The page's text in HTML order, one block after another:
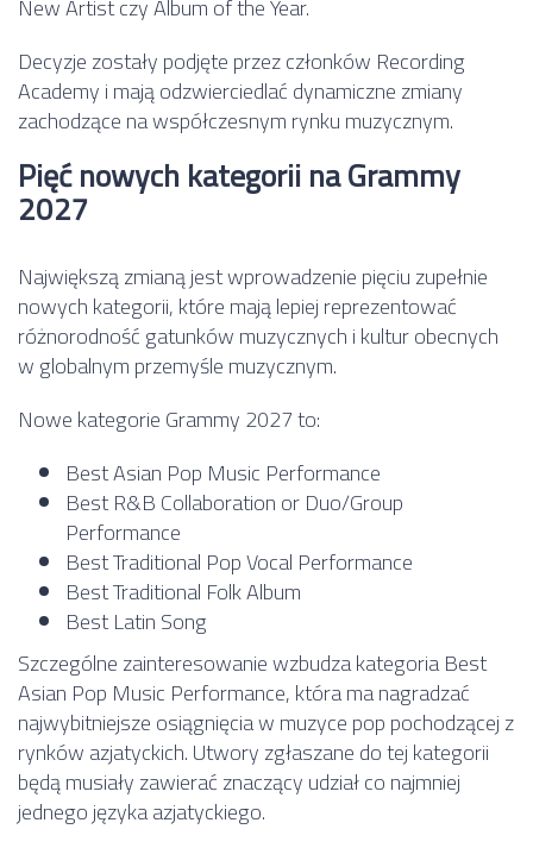
Decyzje zostały podjęte przez członków Recording
Academy i mają odzwierciedlać dynamiczne zmiany
zachodzące na współczesnym rynku muzycznym.
Pięć nowych kategorii na Grammy
2027
Największą zmianą jest wprowadzenie pięciu zupełnie
nowych kategorii, które mają lepiej reprezentować
różnorodność gatunków muzycznych i kultur obecnych
w globalnym przemyśle muzycznym.
Nowe kategorie Grammy 2027 to:
Best Asian Pop Music Performance
Best R&B Collaboration or Duo/Group
Performance
Best Traditional Pop Vocal Performance
Best Traditional Folk Album
Best Latin Song
Szczególne zainteresowanie wzbudza kategoria Best
Asian Pop Music Performance, która ma nagradzać
najwybitniejsze osiągnięcia w muzyce pop pochodzącej z
rynków azjatyckich. Utwory zgłaszane do tej kategorii
będą musiały zawierać znaczący udział co najmniej
jednego języka azjatyckiego.